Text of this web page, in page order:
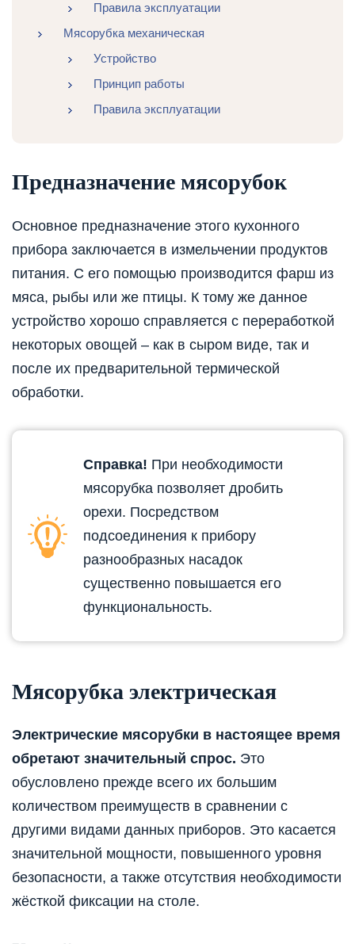
Правила эксплуатации
Мясорубка механическая
Устройство
Принцип работы
Правила эксплуатации
Предназначение мясорубок
Основное предназначение этого кухонного
прибора заключается в измельчении продуктов
питания. С его помощью производится фарш из
мяса, рыбы или же птицы. К тому же данное
устройство хорошо справляется с переработкой
некоторых овощей – как в сыром виде, так и
после их предварительной термической
обработки.
Справка! При необходимости
мясорубка позволяет дробить
орехи. Посредством
подсоединения к прибору
разнообразных насадок
существенно повышается его
функциональность.
Мясорубка электрическая
Электрические мясорубки в настоящее время
обретают значительный спрос. Это
обусловлено прежде всего их большим
количеством преимуществ в сравнении с
другими видами данных приборов. Это касается
значительной мощности, повышенного уровня
безопасности, а также отсутствия необходимости
жёсткой фиксации на столе.